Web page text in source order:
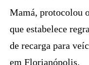
Mamá, protocolou
que estabelece
de recarga para
em Florianópolis.